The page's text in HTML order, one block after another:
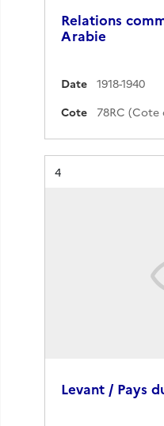
Relations
Arabie
Date
1918-1940
Cote
78RC (Cote
Résultat n°
4
Levant / Pays